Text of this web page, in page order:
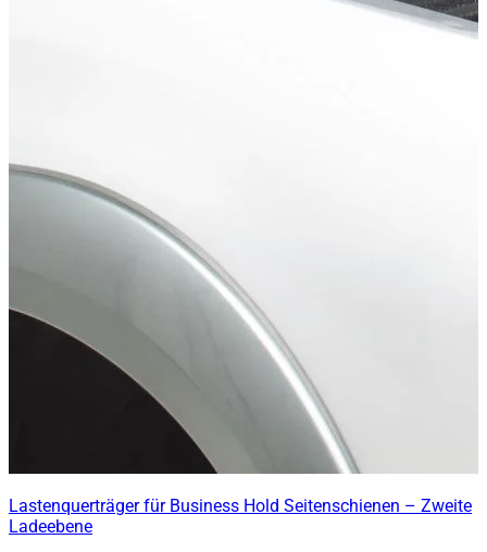
Lastenquerträger für Business Hold Seitenschienen – Zweite
Ladeebene